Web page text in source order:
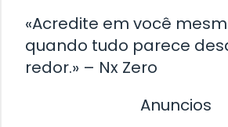
«Acredite em você
quando tudo parece
redor.» – Nx Zero
Anuncios